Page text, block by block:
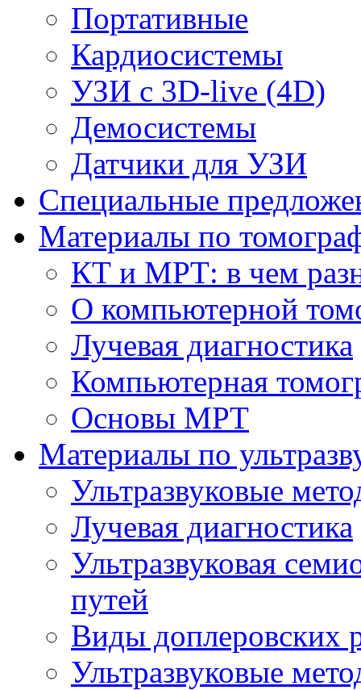
Портативные
Кардиосистемы
УЗИ с 3D-live (4D)
Демосистемы
Датчики для УЗИ
Cпециальные
Материалы по
КТ и МРТ: в чем
О компьютерной
Лучевая диагностика
Компьютерная
Основы МРТ
Материалы по
Ультразвуковые
Лучевая диагностика
Ультразвуковая
путей
Виды доплеровских
Ультразвуковые